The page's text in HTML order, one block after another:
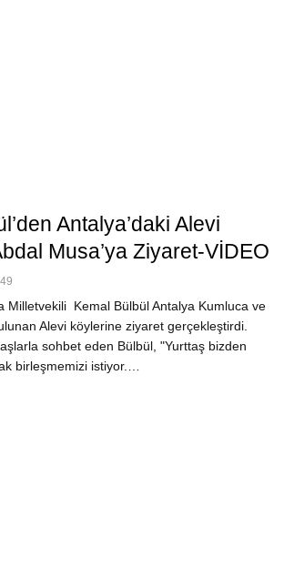
Antalya’daki Alevi
Musa’ya Ziyaret-VİDEO
Milletvekili Kemal Bülbül Antalya Kumluca ve
Alevi köylerine ziyaret gerçekleştirdi.
sohbet eden Bülbül, "Yurttaş bizden
birleşmemizi istiyor.…